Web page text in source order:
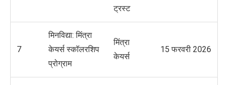
ट्रस्ट
7
मिनविद्या: मिंत्रा
केयर्स स्कॉलरशिप
प्रोग्राम
मिंत्रा
केयर्स
15 फरवरी 2026